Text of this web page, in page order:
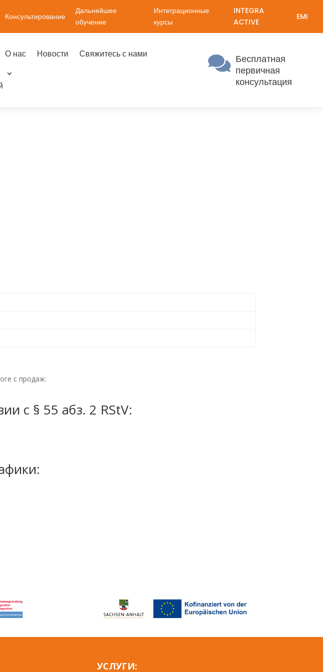
Консультирование
Дальнейшее
обучение
Интеграционные
курсы
INTEGRA
ACTIVE
EMI
О нас Новости Свяжитесь с нами  Бесплатная
первичная
консультация
с продаж:
с § 55 абз. 2 RStV:
УСЛУГИ: